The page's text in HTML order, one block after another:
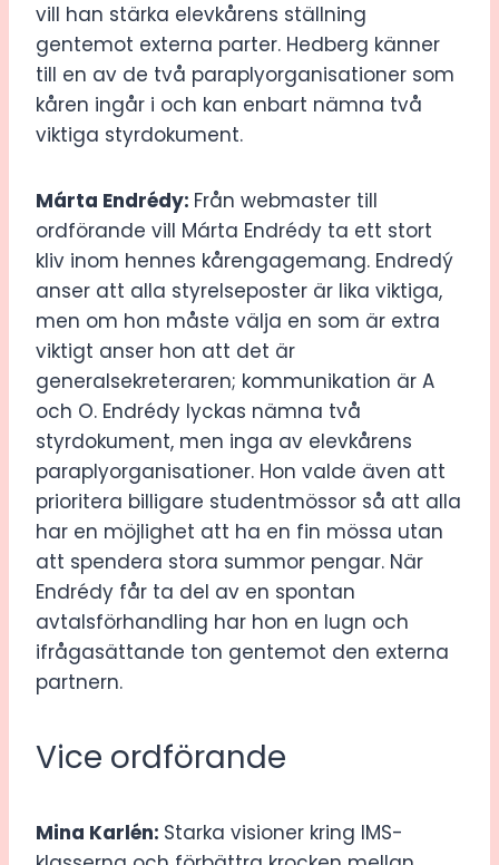
vill han stärka elevkårens ställning
gentemot externa parter. Hedberg känner
till en av de två paraplyorganisationer som
kåren ingår i och kan enbart nämna två
viktiga styrdokument.
Márta Endrédy: Från webmaster till
ordförande vill Márta Endrédy ta ett stort
kliv inom hennes kårengagemang. Endredý
anser att alla styrelseposter är lika viktiga,
men om hon måste välja en som är extra
viktigt anser hon att det är
generalsekreteraren; kommunikation är A
och O. Endrédy lyckas nämna två
styrdokument, men inga av elevkårens
paraplyorganisationer. Hon valde även att
prioritera billigare studentmössor så att alla
har en möjlighet att ha en fin mössa utan
att spendera stora summor pengar. När
Endrédy får ta del av en spontan
avtalsförhandling har hon en lugn och
ifrågasättande ton gentemot den externa
partnern.
Vice ordförande
Mina Karlén: Starka visioner kring IMS-